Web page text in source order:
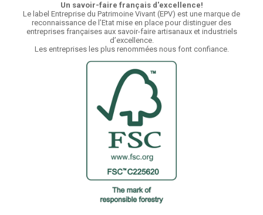
Un savoir-faire français d'excellence!
Le label Entreprise du Patrimoine Vivant (EPV) est une marque de
reconnaissance de l’Etat mise en place pour distinguer des
entreprises françaises aux savoir-faire artisanaux et industriels
d’excellence.
Les entreprises les plus renommées nous font confiance.